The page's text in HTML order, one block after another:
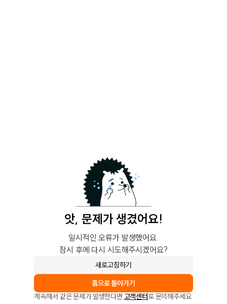
앗, 문제가 생겼어요!
일시적인 오류가 발생했어요.
잠시 후에 다시 시도해주시겠어요?
새로고침하기
홈으로 돌아가기
계속해서 같은 문제가 발생한다면 고객센터로 문의해주세요.